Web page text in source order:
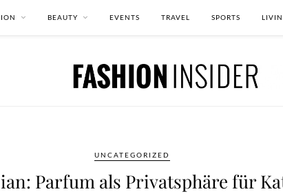
BEAUTY EVENTS TRAVEL SPORTS
UNCATEGORIZED
Parfum als Privatsphäre für